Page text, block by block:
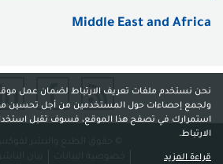
نحن نستخدم ملفات تعريف الارتباط لضمان عمل
ولجمع إحصاءات حول المستخدمين من أجل تحسين
استمرارك في تصفح هذا الموقع، فسوف تقبل
الارتباط.
قراءة المزيد
Middle East and Africa